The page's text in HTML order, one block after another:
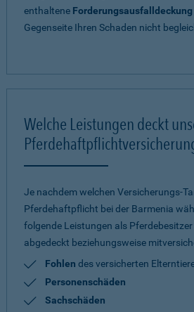
enthaltene Forderungsausfalldeckung
Gegenseite Ihren Schaden nicht
Welche Leistungen deckt
Je nachdem welchen Versicherungs-
Pferdehaftpflicht bei der Barmenia
folgende Leistungen als
abgedeckt beziehungsweise
Fohlen des versicherten
Personenschäden
Sachschäden